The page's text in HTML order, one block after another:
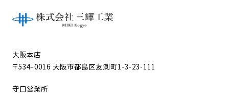
大阪本店
〒534-0016 大阪市都島区友渕町1-3-23-111
守口営業所